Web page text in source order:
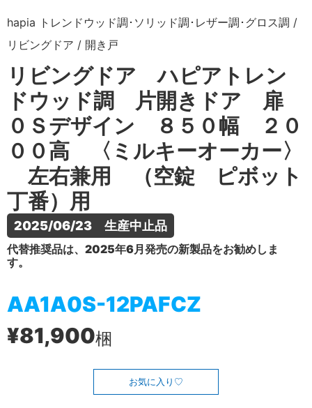
hapia トレンドウッド調･ソリッド調･レザー調･グロス調 /
リビングドア / 開き戸
リビングドア ハピアトレン
ドウッド調 片開きドア 扉
０Ｓデザイン ８５０幅 ２０
００高 〈ミルキーオーカー〉
左右兼用 （空錠 ピボット
丁番）用
2025/06/23　生産中止品
代替推奨品は、2025年6月発売の新製品をお勧めしま
す。
AA1A0S-12PAFCZ
¥81,900梱
お気に入り